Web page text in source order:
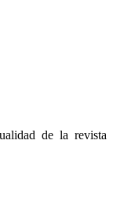
de la revista